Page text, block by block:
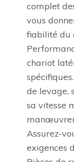
complet
vous
fiabilité du
chariot
de levage,
sa vitesse
manœuvrer
Assurez-
exigences